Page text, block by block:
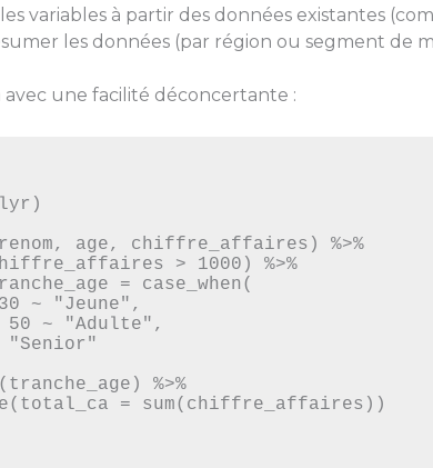
variables à partir des données existantes
les données (par région ou segment de
une facilité déconcertante :